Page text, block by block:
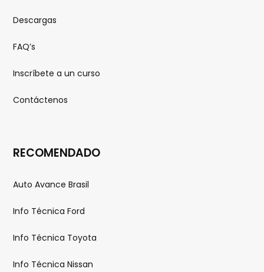
Descargas
FAQ’s
Inscríbete a un curso
Contáctenos
RECOMENDADO
Auto Avance Brasil
Info Técnica Ford
Info Técnica Toyota
Info Técnica Nissan